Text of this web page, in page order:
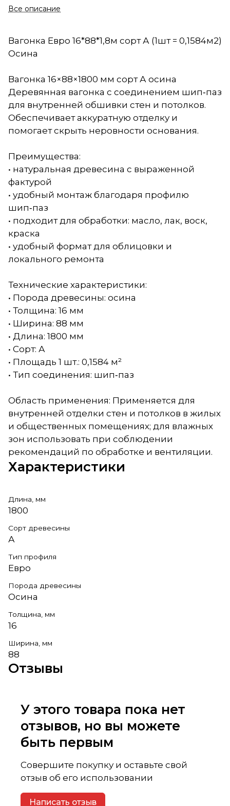
Все описание
Вагонка Евро 16*88*1,8м сорт А (1шт = 0,1584м2)
Осина
Вагонка 16×88×1800 мм сорт А осина
Деревянная вагонка с соединением шип‑паз
для внутренней обшивки стен и потолков.
Обеспечивает аккуратную отделку и
помогает скрыть неровности основания.
Преимущества:
• натуральная древесина с выраженной
фактурой
• удобный монтаж благодаря профилю
шип‑паз
• подходит для обработки: масло, лак, воск,
краска
• удобный формат для облицовки и
локального ремонта
Технические характеристики:
• Порода древесины: осина
• Толщина: 16 мм
• Ширина: 88 мм
• Длина: 1800 мм
• Сорт: А
• Площадь 1 шт.: 0,1584 м²
• Тип соединения: шип‑паз
Область применения: Применяется для
внутренней отделки стен и потолков в жилых
и общественных помещениях; для влажных
зон использовать при соблюдении
рекомендаций по обработке и вентиляции.
Характеристики
Длина, мм
1800
Сорт древесины
А
Тип профиля
Евро
Порода древесины
Осина
Толщина, мм
16
Ширина, мм
88
Отзывы
У этого товара пока нет
отзывов, но вы можете
быть первым
Совершите покупку и оставьте свой
отзыв об его использовании
Написать отзыв